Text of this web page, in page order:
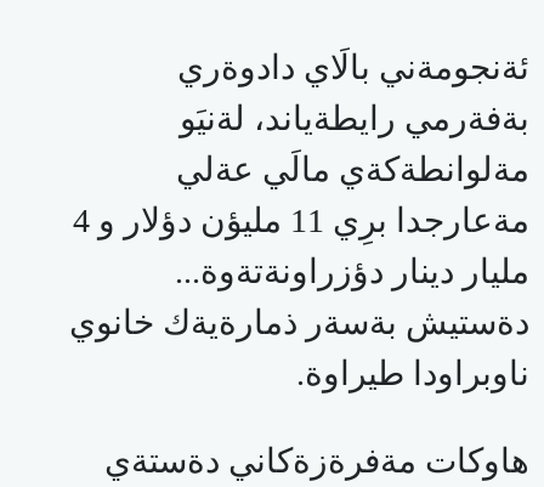
ئةنجومةني بالَاي دادوةري
بةفةرمي رايطةياند، لةنيَو
مةلوانطةكةي مالَي عةلي
مةعارجدا برِي 11 مليؤن دؤلار و 4
مليار دينار دؤزراونةتةوة...
دةستيش بةسةر ذمارةيةك خانوي
ناوبراودا طيراوة.
هاوكات مةفرةزةكاني دةستةي